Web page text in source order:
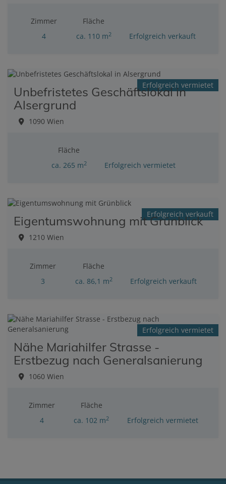
Zimmer
4
Fläche
ca. 110 m2 Erfolgreich verkauft
Erfolgreich vermietet
Unbefristetes Geschäftslokal in
Alsergrund
1090 Wien
Fläche
ca. 265 m2 Erfolgreich vermietet
Erfolgreich verkauft
Eigentumswohnung mit Grünblick
1210 Wien
Zimmer
3
Fläche
ca. 86,1 m2 Erfolgreich verkauft
Erfolgreich vermietet
Nähe Mariahilfer Strasse -
Erstbezug nach Generalsanierung
1060 Wien
Zimmer
4
Fläche
ca. 102 m2 Erfolgreich vermietet